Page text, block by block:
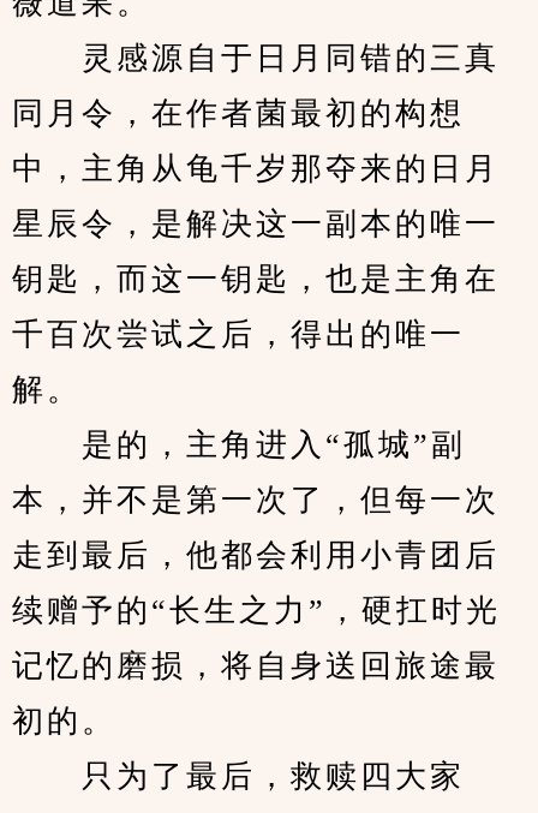
灵感源自于日月同错的三真
同月令，在作者菌最初的构想
中，主角从龟千岁那夺来的日月
星辰令，是解决这一副本的唯一
钥匙，而这一钥匙，也是主角在
千百次尝试之后，得出的唯一
解。
是的，主角进入“孤城”副
本，并不是第一次了，但每一次
走到最后，他都会利用小青团后
续赠予的“长生之力”，硬扛时光
记忆的磨损，将自身送回旅途最
初的。
只为了最后，救赎四大家